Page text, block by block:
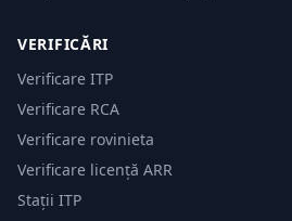
VERIFICĂRI
Verificare ITP
Verificare RCA
Verificare rovinieta
Verificare licență ARR
Stații ITP